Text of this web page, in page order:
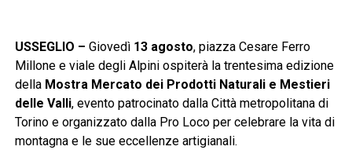
USSEGLIO – Giovedì 13 agosto, piazza Cesare Ferro
Millone e viale degli Alpini ospiterà la trentesima edizione
della Mostra Mercato dei Prodotti Naturali e Mestieri
delle Valli, evento patrocinato dalla Città metropolitana di
Torino e organizzato dalla Pro Loco per celebrare la vita di
montagna e le sue eccellenze artigianali.